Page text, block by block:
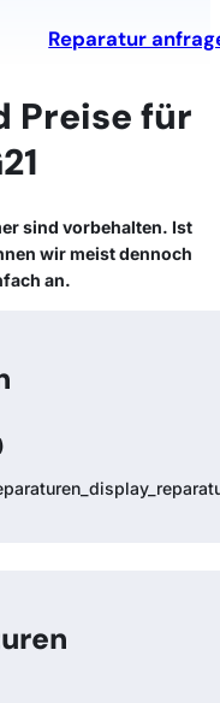
Reparatur
Preise für
sind vorbehalten. Ist
wir meist dennoch
an.